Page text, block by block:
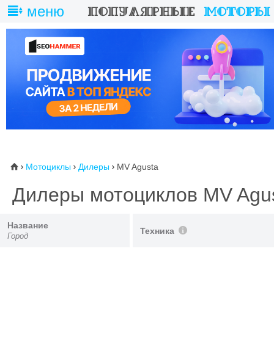
меню
⌂  Мотоциклы  Дилеры  MV Agusta
Дилеры мотоциклов MV
Название
Город
Техника